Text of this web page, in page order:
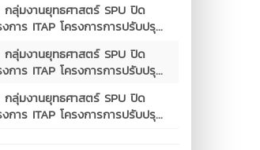
กลุ่มงานยุทธศาสตร์ SPU ปิด
งการ ITAP โครงการการปรับปรุ...
กลุ่มงานยุทธศาสตร์ SPU ปิด
งการ ITAP โครงการการปรับปรุ...
กลุ่มงานยุทธศาสตร์ SPU ปิด
งการ ITAP โครงการการปรับปรุ...